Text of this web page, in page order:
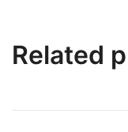
Related